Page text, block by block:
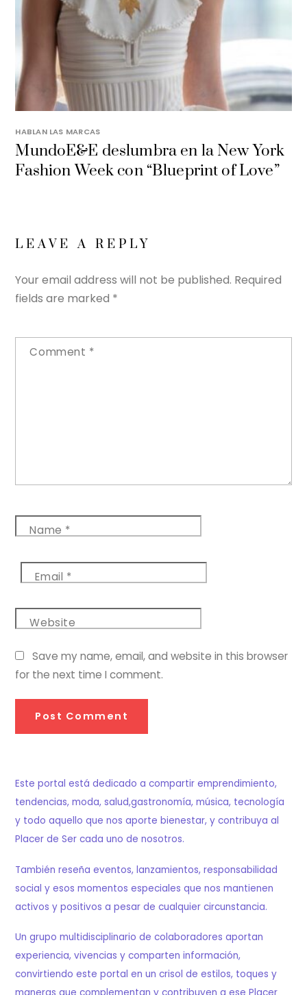
HABLAN LAS MARCAS
MundoE&E deslumbra en la New York
Fashion Week con “Blueprint of Love”
LEAVE A REPLY
Your email address will not be published. Required
fields are marked *
Comment *
Name *
Email *
Website
Save my name, email, and website in this browser
for the next time I comment.
Este portal está dedicado a compartir emprendimiento,
tendencias, moda, salud,gastronomía, música, tecnología
y todo aquello que nos aporte bienestar, y contribuya al
Placer de Ser cada uno de nosotros.
También reseña eventos, lanzamientos, responsabilidad
social y esos momentos especiales que nos mantienen
activos y positivos a pesar de cualquier circunstancia.
Un grupo multidisciplinario de colaboradores aportan
experiencia, vivencias y comparten información,
convirtiendo este portal en un crisol de estilos, toques y